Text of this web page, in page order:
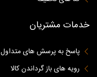
خدمات مشتریان
پاسخ به پرسش های متداول
رویه های باز گرداندن کالا